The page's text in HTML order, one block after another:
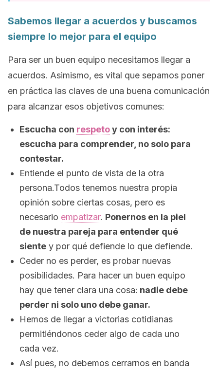
Sabemos llegar a acuerdos y buscamos
siempre lo mejor para el equipo
Para ser un buen equipo necesitamos llegar a
acuerdos. Asimismo, es vital que sepamos poner
en práctica las claves de una buena comunicación
para alcanzar esos objetivos comunes:
Escucha con respetoy con interés:
escucha para comprender, no solo para
contestar.
Entiende el punto de vista de la otra
persona.Todos tenemos nuestra propia
opinión sobre ciertas cosas, pero es
necesario empatizar. Ponernos en la piel
de nuestra pareja para entender qué
siente y por qué defiende lo que defiende.
Ceder no es perder, es probar nuevas
posibilidades. Para hacer un buen equipo
hay que tener clara una cosa: nadie debe
perder ni solo uno debe ganar.
Hemos de llegar a victorias cotidianas
permitiéndonos ceder algo de cada uno
cada vez.
Así pues, no debemos cerrarnos en banda